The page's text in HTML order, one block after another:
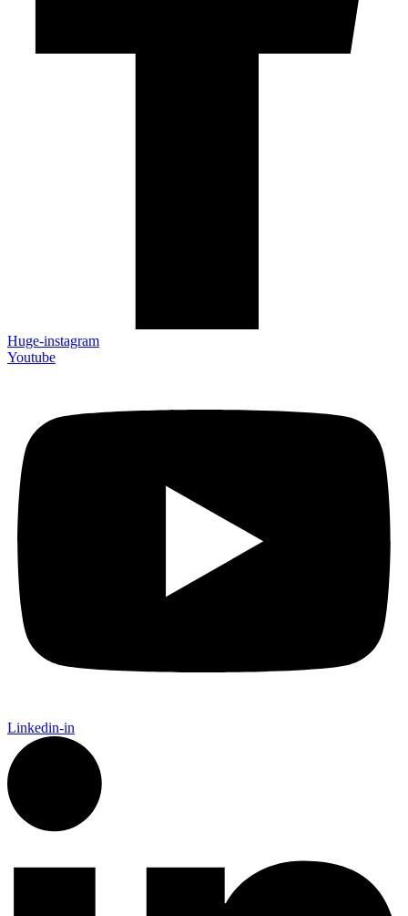
Huge-instagram
Youtube
Linkedin-in